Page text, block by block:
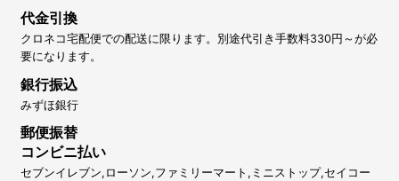
代金引換
クロネコ宅配便での配送に限ります。別途代引き手数料330円～が必
要になります。
銀行振込
みずほ銀行
郵便振替
コンビニ払い
セブンイレブン,ローソン,ファミリーマート,ミニストップ,セイコー